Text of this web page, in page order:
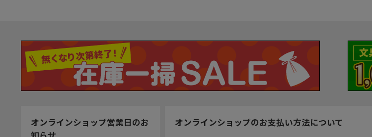
オンラインショップ営業日のお
オンラインショップのお支払い方法について